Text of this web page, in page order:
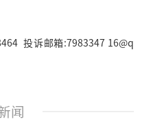
投诉邮箱:7983347 16@q
闻